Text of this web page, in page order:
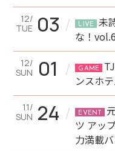
12/
TUE 03 / LIVE
未
な！vol.6
12/
SUN
01 / GAME
ンスホ
11/
SUN 24 / EVENT
ツ アッ
力満載